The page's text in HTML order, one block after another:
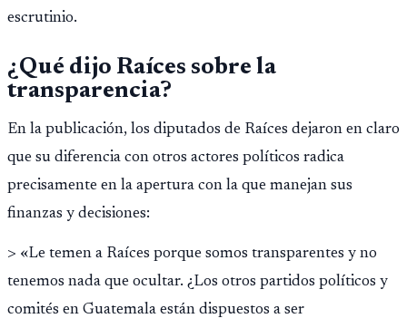
escrutinio.
¿Qué dijo Raíces sobre la
transparencia?
En la publicación, los diputados de Raíces dejaron en claro
que su diferencia con otros actores políticos radica
precisamente en la apertura con la que manejan sus
finanzas y decisiones:
> «Le temen a Raíces porque somos transparentes y no
tenemos nada que ocultar. ¿Los otros partidos políticos y
comités en Guatemala están dispuestos a ser